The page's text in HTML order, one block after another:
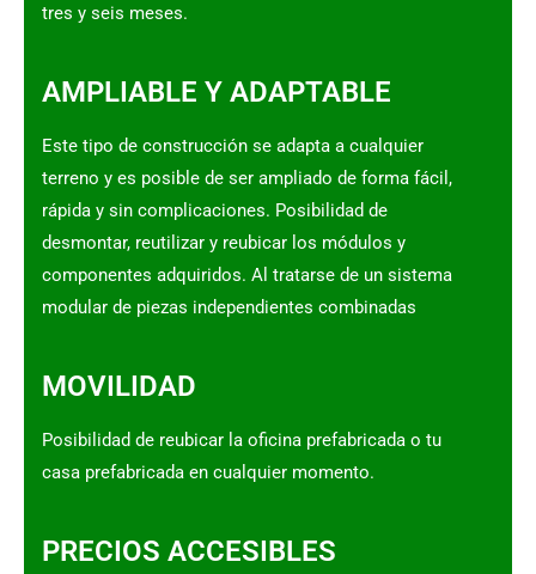
tres y seis meses.
AMPLIABLE Y ADAPTABLE
Este tipo de construcción se adapta a cualquier
terreno y es posible de ser ampliado de forma fácil,
rápida y sin complicaciones. Posibilidad de
desmontar, reutilizar y reubicar los módulos y
componentes adquiridos. Al tratarse de un sistema
modular de piezas independientes combinadas
MOVILIDAD
Posibilidad de reubicar la oficina prefabricada o tu
casa prefabricada en cualquier momento.
PRECIOS ACCESIBLES